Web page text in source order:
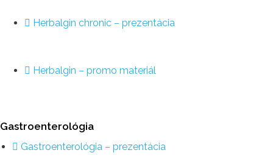
Herbalgin chronic – prezentácia
Herbalgin – promo materiál
Gastroenterológia
Gastroenterológia – prezentácia